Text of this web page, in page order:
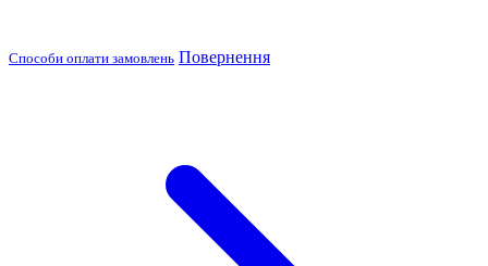
Способи оплати замовлень Повернення